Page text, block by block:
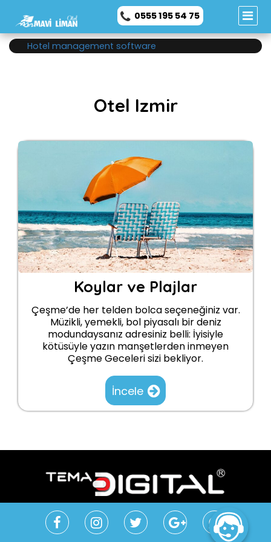
0555 195 54 75
otel izmir
Hotel management software
Otel Izmir
Koylar ve Plajlar
Çeşme’de her telden bolca seçeneğiniz var.
Müzikli, yemekli, bol piyasalı bir deniz
modundaysanız adresiniz belli: İyisiyle
kötüsüyle yazın manşetlerden inmeyen
Çeşme Geceleri sizi bekliyor.
İncele